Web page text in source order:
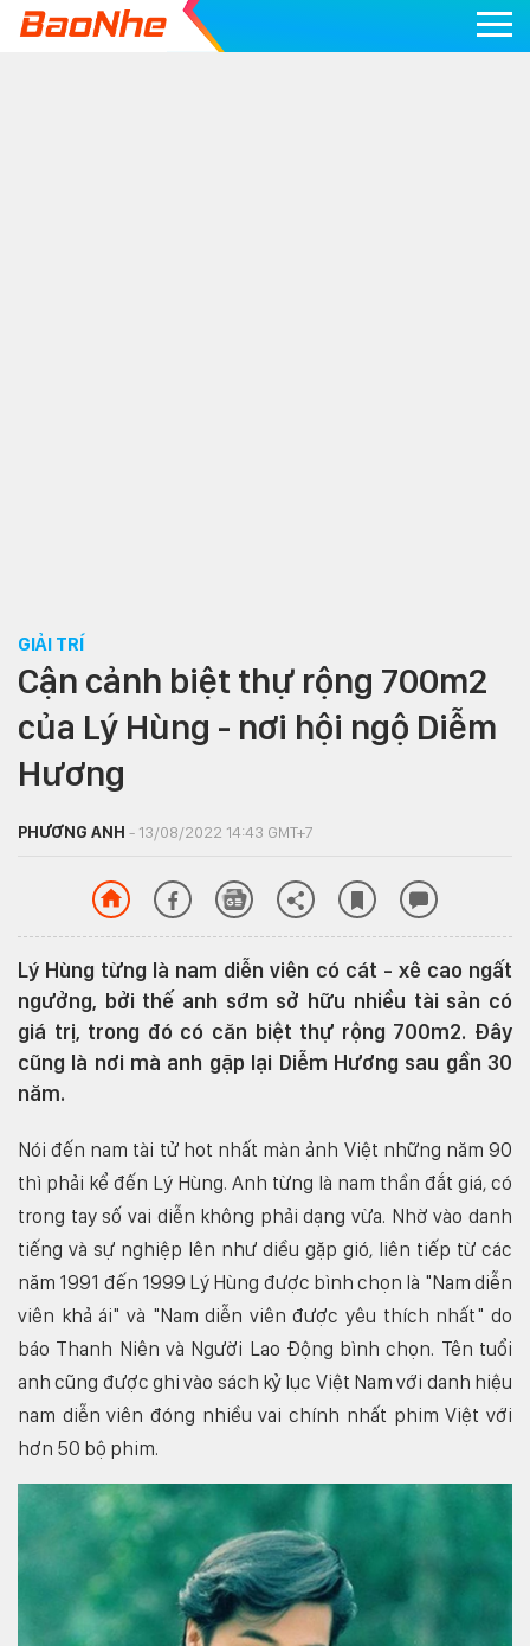
GIẢI TRÍ
Cận cảnh biệt thự rộng 700m2
của Lý Hùng - nơi hội ngộ Diễm
Hương
PHƯƠNG ANH - 13/08/2022 14:43 GMT+7
Lý Hùng từng là nam diễn viên có cát - xê cao ngất
ngưởng, bởi thế anh sớm sở hữu nhiều tài sản có
giá trị, trong đó có căn biệt thự rộng 700m2. Đây
cũng là nơi mà anh gặp lại Diễm Hương sau gần 30
năm.
Nói đến nam tài tử hot nhất màn ảnh Việt những năm 90
thì phải kể đến Lý Hùng. Anh từng là nam thần đắt giá, có
trong tay số vai diễn không phải dạng vừa. Nhờ vào danh
tiếng và sự nghiệp lên như diều gặp gió, liên tiếp từ các
năm 1991 đến 1999 Lý Hùng được bình chọn là "Nam diễn
viên khả ái" và "Nam diễn viên được yêu thích nhất" do
báo Thanh Niên và Người Lao Động bình chọn. Tên tuổi
anh cũng được ghi vào sách kỷ lục Việt Nam với danh hiệu
nam diễn viên đóng nhiều vai chính nhất phim Việt với
hơn 50 bộ phim.